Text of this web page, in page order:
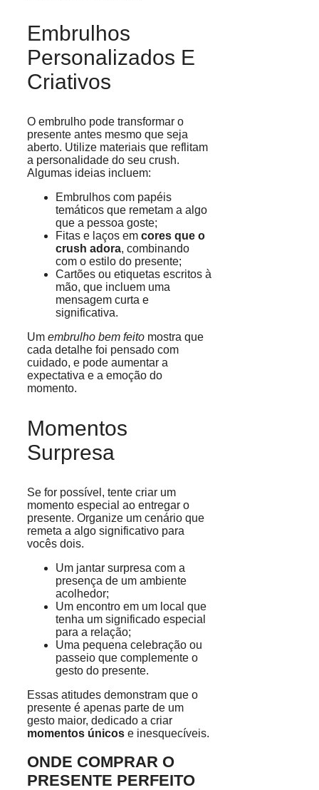
Embrulhos
Personalizados E
Criativos
O embrulho pode transformar o
presente antes mesmo que seja
aberto. Utilize materiais que reflitam
a personalidade do seu crush.
Algumas ideias incluem:
Embrulhos com papéis
temáticos que remetam a algo
que a pessoa goste;
Fitas e laços em cores que o
crush adora, combinando
com o estilo do presente;
Cartões ou etiquetas escritos à
mão, que incluem uma
mensagem curta e
significativa.
Um embrulho bem feito mostra que
cada detalhe foi pensado com
cuidado, e pode aumentar a
expectativa e a emoção do
momento.
Momentos
Surpresa
Se for possível, tente criar um
momento especial ao entregar o
presente. Organize um cenário que
remeta a algo significativo para
vocês dois.
Um jantar surpresa com a
presença de um ambiente
acolhedor;
Um encontro em um local que
tenha um significado especial
para a relação;
Uma pequena celebração ou
passeio que complemente o
gesto do presente.
Essas atitudes demonstram que o
presente é apenas parte de um
gesto maior, dedicado a criar
momentos únicos e inesquecíveis.
ONDE COMPRAR O
PRESENTE PERFEITO